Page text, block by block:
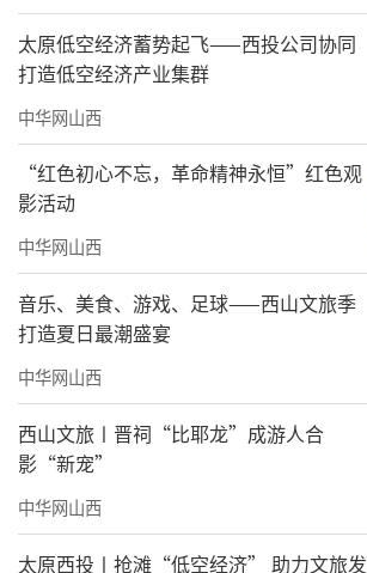
太原低空经济蓄势起飞——西投公司协同
打造低空经济产业集群
中华网山西
“红色初心不忘，革命精神永恒”红色观
影活动
中华网山西
音乐、美食、游戏、足球——西山文旅季
打造夏日最潮盛宴
中华网山西
西山文旅〡晋祠“比耶龙”成游人合
影“新宠”
中华网山西
太原西投〡抢滩“低空经济” 助力文旅发